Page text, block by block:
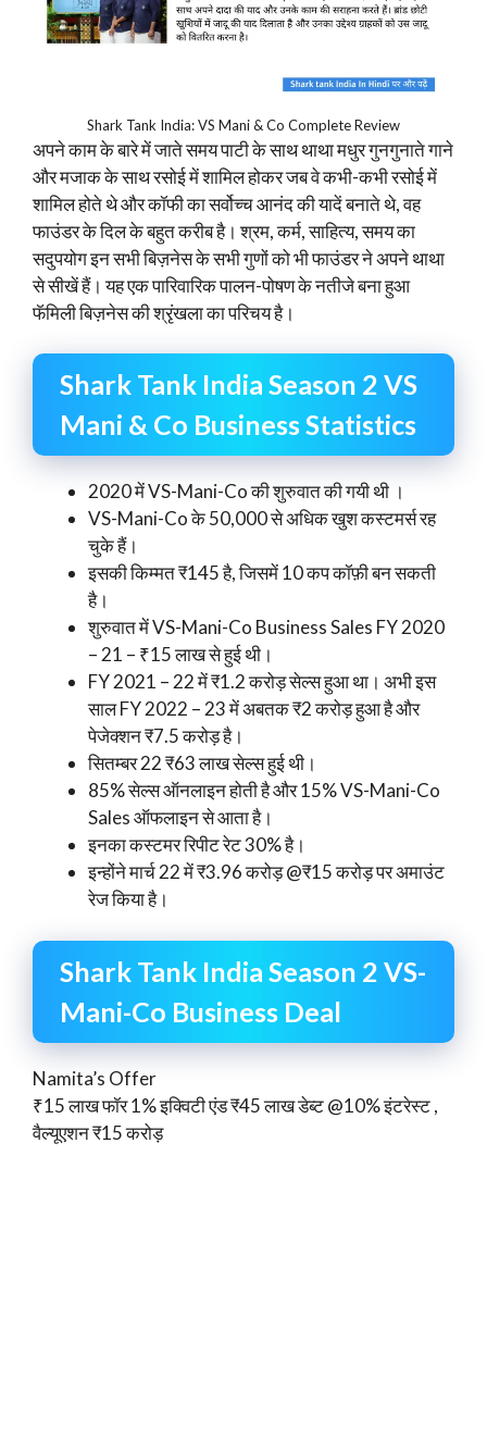
Shark Tank India: VS Mani & Co Complete Review
अपने काम के बारे में जाते समय पाटी के साथ थाथा मधुर गुनगुनाते गाने
और मजाक के साथ रसोई में शामिल होकर जब वे कभी-कभी रसोई में
शामिल होते थे और कॉफी का सर्वोच्च आनंद की यादें बनाते थे, वह
फाउंडर के दिल के बहुत करीब है। श्रम, कर्म, साहित्य, समय का
सदुपयोग इन सभी बिज़नेस के सभी गुणों को भी फाउंडर ने अपने थाथा
से सीखें हैं। यह एक पारिवारिक पालन-पोषण के नतीजे बना हुआ
फॅमिली बिज़नेस की श्रृंखला का परिचय है।
Shark Tank India Season 2 VS
Mani & Co Business Statistics
2020 में VS-Mani-Co की शुरुवात की गयी थी ।
VS-Mani-Co के 50,000 से अधिक खुश कस्टमर्स रह
चुके हैं।
इसकी किम्मत ₹145 है, जिसमें 10 कप कॉफ़ी बन सकती
है।
शुरुवात में VS-Mani-Co Business Sales FY 2020
– 21 – ₹15 लाख से हुई थी।
FY 2021 – 22 में ₹1.2 करोड़ सेल्स हुआ था। अभी इस
साल FY 2022 – 23 में अबतक ₹2 करोड़ हुआ है और
पेजेक्शन ₹7.5 करोड़ है।
सितम्बर 22 ₹63 लाख सेल्स हुई थी।
85% सेल्स ऑनलाइन होती है और 15% VS-Mani-Co
Sales ऑफलाइन से आता है।
इनका कस्टमर रिपीट रेट 30% है।
इन्होंने मार्च 22 में ₹3.96 करोड़ @₹15 करोड़ पर अमाउंट
रेज किया है।
Shark Tank India Season 2 VS-
Mani-Co Business Deal
Namita’s Offer
₹15 लाख फॉर 1% इक्विटी एंड ₹45 लाख डेब्ट @10% इंटरेस्ट ,
वैल्यूएशन ₹15 करोड़